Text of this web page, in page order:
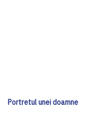
Portretul unei doamne